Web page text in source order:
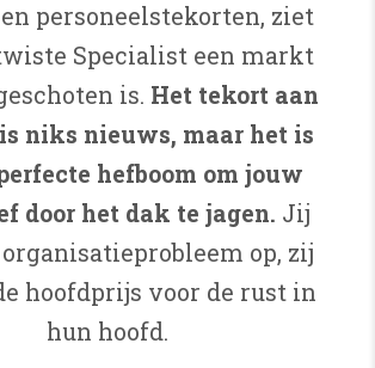
personeelstekorten, ziet
Specialist een markt
is. Het tekort aan
niks nieuws, maar het is
hefboom om jouw
door het dak te jagen. Jij
op, zij
hoofdprijs voor de rust in
hun hoofd.